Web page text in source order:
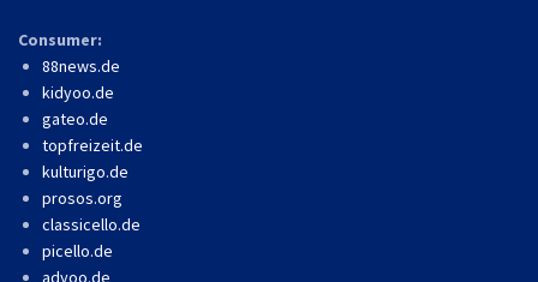
Consumer:
88news.de
kidyoo.de
gateo.de
topfreizeit.de
kulturigo.de
prosos.org
classicello.de
picello.de
adyoo.de